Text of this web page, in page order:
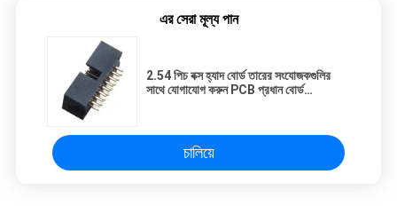
এর সেরা মূল্য পান
2.54 পিচ বক্স হ্যাদ বোর্ড তারের সংযোজকগুলির
সাথে যোগাযোগ করুন PCB প্রধান বোর্ড
চালিয়ে